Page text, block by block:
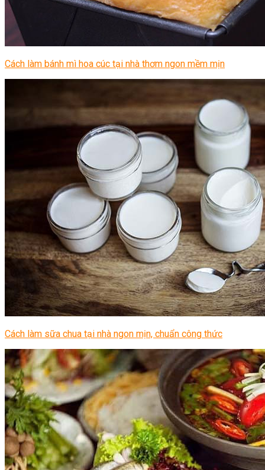
Cách làm bánh mì hoa cúc tại nhà thơm ngon mềm mịn
Cách làm sữa chua tại nhà ngon mịn, chuẩn công thức